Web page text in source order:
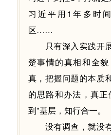
习近平用1年多时
区……
只有深入实践开展
楚事情的真相和全
真，把握问题的本质
的思路和办法，真正
到”基层，知行合一。
没有调查，就没有